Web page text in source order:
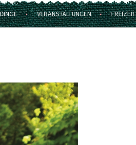
VERANSTALTUNGEN FREIZEIT